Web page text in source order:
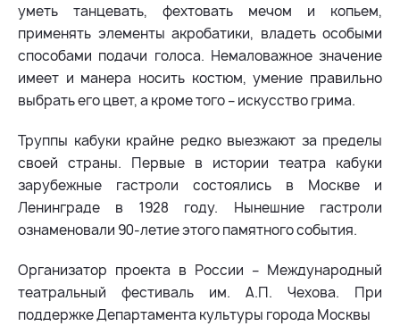
уметь танцевать, фехтовать мечом и копьем,
применять элементы акробатики, владеть особыми
способами подачи голоса. Немаловажное значение
имеет и манера носить костюм, умение правильно
выбрать его цвет, а кроме того – искусство грима.
Труппы кабуки крайне редко выезжают за пределы
своей страны. Первые в истории театра кабуки
зарубежные гастроли состоялись в Москве и
Ленинграде в 1928 году. Нынешние гастроли
ознаменовали 90-летие этого памятного события.
Организатор проекта в России – Международный
театральный фестиваль им. А.П. Чехова. При
поддержке Департамента культуры города Москвы